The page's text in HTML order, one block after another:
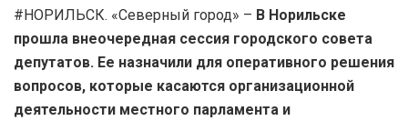
#НОРИЛЬСК. «Северный город» – В Норильске
прошла внеочередная сессия городского совета
депутатов. Ее назначили для оперативного решения
вопросов, которые касаются организационной
деятельности местного парламента и